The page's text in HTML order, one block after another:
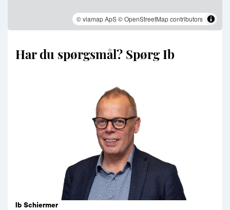
© viamap ApS© OpenStreetMap contributors
Har du spørgsmål? Spørg Ib
Ib Schiermer